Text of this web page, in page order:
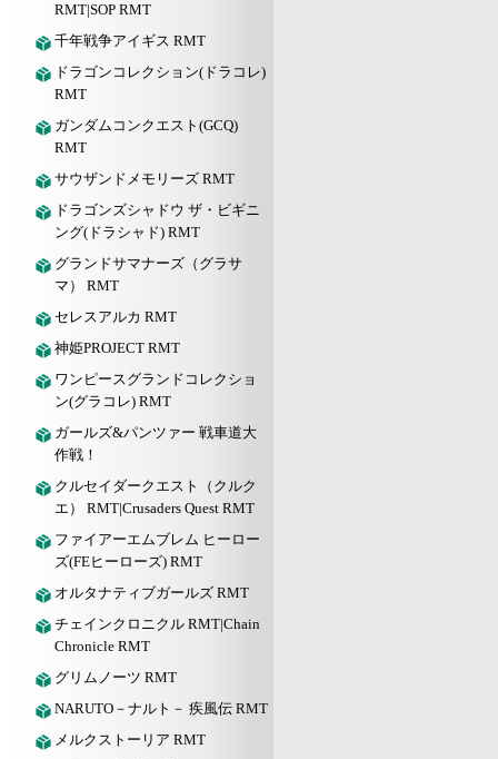
RMT|SOP RMT
千年戦争アイギス RMT
ドラゴンコレクション(ドラコレ)
RMT
ガンダムコンクエスト(GCQ)
RMT
サウザンドメモリーズ RMT
ドラゴンズシャドウ ザ・ビギニ
ング(ドラシャド) RMT
グランドサマナーズ（グラサ
マ） RMT
セレスアルカ RMT
神姫PROJECT RMT
ワンピースグランドコレクショ
ン(グラコレ) RMT
ガールズ&パンツァー 戦車道大
作戦！
クルセイダークエスト（クルク
エ） RMT|Crusaders Quest RMT
ファイアーエムブレム ヒーロー
ズ(FEヒーローズ) RMT
オルタナティブガールズ RMT
チェインクロニクル RMT|Chain
Chronicle RMT
グリムノーツ RMT
NARUTO－ナルト－ 疾風伝 RMT
メルクストーリア RMT